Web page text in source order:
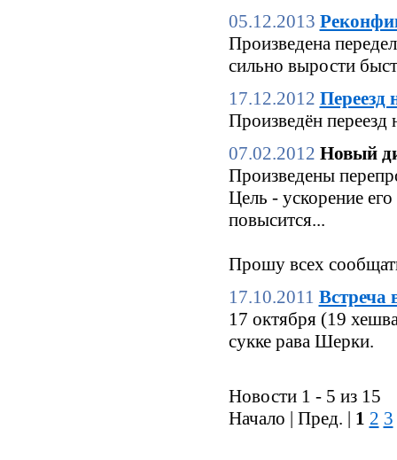
05.12.2013
Произведена
сильно вырости
17.12.2012 Переезд
Произведён переезд
07.02.2012 Новый
Произведены
Цель - ускорение
повысится...
Прошу всех
17.10.2011 Встреча
17 октября (19
сукке рава Шерки.
Новости 1 - 5 из 15
Начало | Пред. | 1 2 3